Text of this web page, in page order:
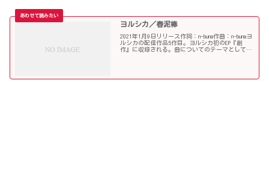
ヨルシカ／春泥棒
2021年1月9日リリース作詞：n-buna作曲：n-bunaヨ
ルシカの配信作品5作目。ヨルシカ初のEP『創
作』に収録される。曲についてのテーマとして、